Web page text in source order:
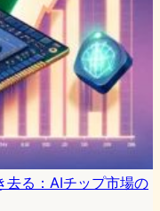
る：AIチップ市場の